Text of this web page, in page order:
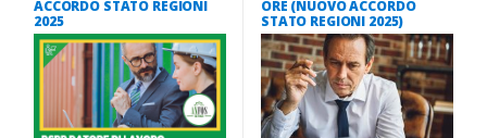
ACCORDO STATO REGIONI
2025
ORE (NUOVO ACCORDO
STATO REGIONI 2025)